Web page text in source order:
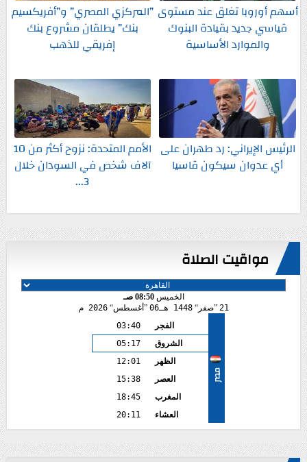
أسهم أوروبا تغلق عند مستوى
قياسي جديد بقيادة البنوك
والموارد الأساسية
”المركزي المصري” و”أفريكسيم
بنك” يطلقان مشروع بنك
إفريقي للذهب
الرئيس الإيراني: رد طهران على
أي عدوان سيكون قاسيا
الأمم المتحدة: نزوح أكثر من 10
آلاف شخص في السودان خلال
3...
مواقيت الصلاة
الخميس08:50 صـ
21
صفر 1448 هـ 06 أغسطس 2026 م
مصر
الفجر
03:40
الشروق
05:17
الظهر
12:01
العصر
15:38
المغرب
18:45
العشاء
20:11